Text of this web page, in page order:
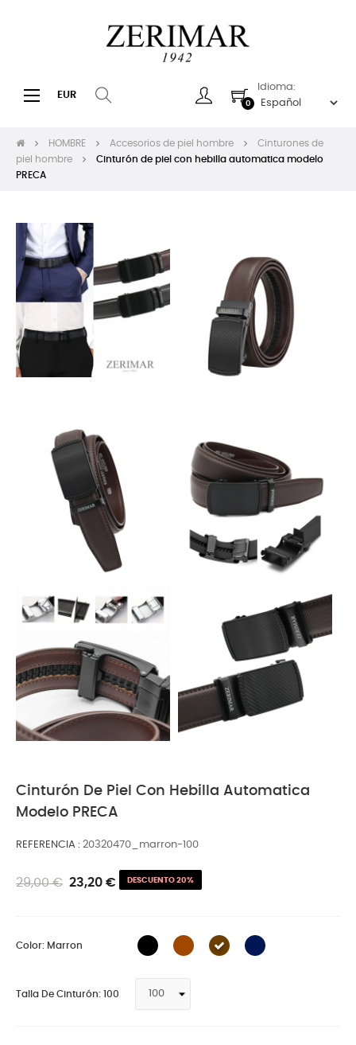
Navegación
☰ EUR
0
Idioma:
HOMBRE Accesorios de piel hombre
Cinturones de
piel hombre
Cinturón de piel con hebilla automatica modelo
PRECA
Cinturón De Piel Con Hebilla Automatica
Modelo PRECA
REFERENCIA 20320470_marron-100
29,00 € 23,20 € DESCUENTO 20%
Color: Marron
Talla De Cinturón: 100